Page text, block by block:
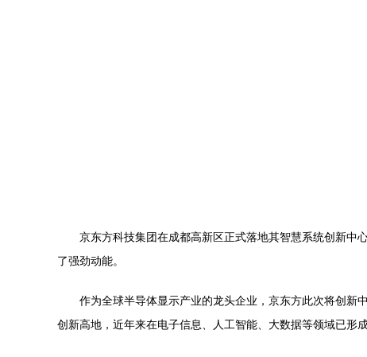
京东方科技集团在成都高新区正式落地其智慧系统创新中
了强劲动能。
作为全球半导体显示产业的龙头企业，京东方此次将创新
创新高地，近年来在电子信息、人工智能、大数据等领域已形